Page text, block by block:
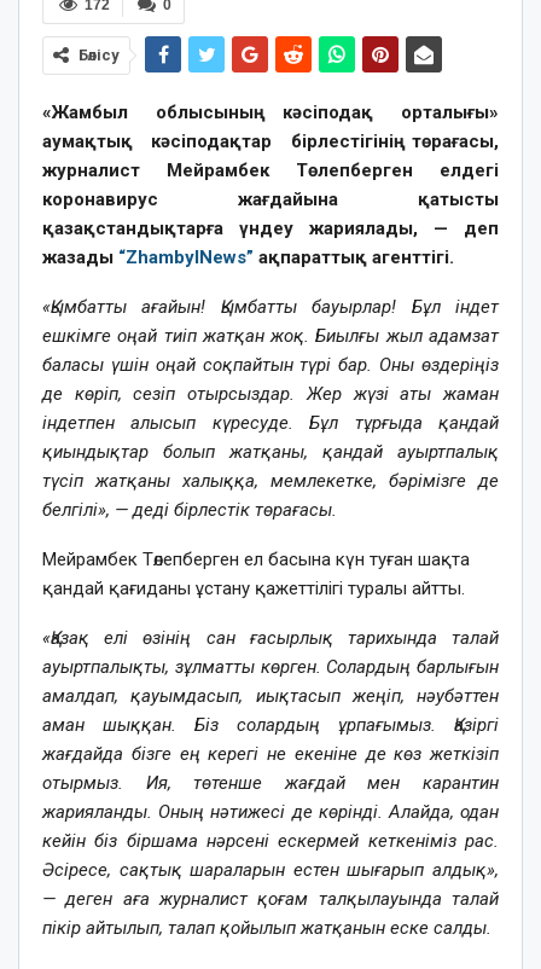
0
172
Бөлісу
«Жамбыл облысының кәсіподақ орталығы»
аумақтық кәсіподақтар бірлестігінің төрағасы,
журналист Мейрамбек Төлепберген елдегі
коронавирус жағдайына қатысты
қазақстандықтарға үндеу жариялады, — деп
жазады “ZhambylNews” ақпараттық агенттігі.
«Қымбатты ағайын! Қымбатты бауырлар! Бұл індет
ешкімге оңай тиіп жатқан жоқ. Биылғы жыл адамзат
баласы үшін оңай соқпайтын түрі бар. Оны өздеріңіз
де көріп, сезіп отырсыздар. Жер жүзі аты жаман
індетпен алысып күресуде. Бұл тұрғыда қандай
қиындықтар болып жатқаны, қандай ауыртпалық
түсіп жатқаны халыққа, мемлекетке, бәрімізге де
белгілі», — деді бірлестік төрағасы.
Мейрамбек Төлепберген ел басына күн туған шақта
қандай қағиданы ұстану қажеттілігі туралы айтты.
«Қазақ елі өзінің сан ғасырлық тарихында талай
ауыртпалықты, зұлматты көрген. Солардың барлығын
амалдап, қауымдасып, иықтасып жеңіп, нәубәттен
аман шыққан. Біз солардың ұрпағымыз. Қазіргі
жағдайда бізге ең керегі не екеніне де көз жеткізіп
отырмыз. Ия, төтенше жағдай мен карантин
жарияланды. Оның нәтижесі де көрінді. Алайда, одан
кейін біз біршама нәрсені ескермей кеткеніміз рас.
Әсіресе, сақтық шараларын естен шығарып алдық»,
— деген аға журналист қоғам талқылауында талай
пікір айтылып, талап қойылып жатқанын еске салды.